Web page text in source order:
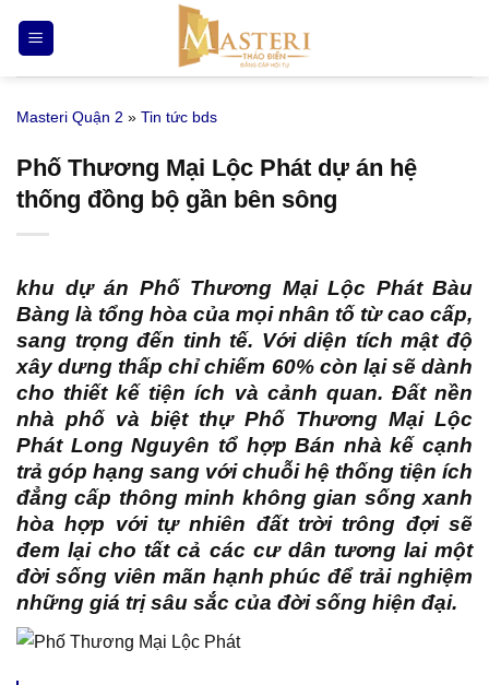
qua
nội
Masteri Quận 2 » Tin tức bds
Phố Thương Mại Lộc Phát dự án hệ
thống đồng bộ gần bên sông
khu dự án Phố Thương Mại Lộc Phát Bàu
Bàng là tổng hòa của mọi nhân tố từ cao cấp,
sang trọng đến tinh tế. Với diện tích mật độ
xây dưng thấp chỉ chiếm 60% còn lại sẽ dành
cho thiết kế tiện ích và cảnh quan. Đất nền
nhà phố và biệt thự Phố Thương Mại Lộc
Phát Long Nguyên tổ hợp Bán nhà kế cạnh
trả góp hạng sang với chuỗi hệ thống tiện ích
đẳng cấp thông minh không gian sống xanh
hòa hợp với tự nhiên đất trời trông đợi sẽ
đem lại cho tất cả các cư dân tương lai một
đời sống viên mãn hạnh phúc để trải nghiệm
những giá trị sâu sắc của đời sống hiện đại.